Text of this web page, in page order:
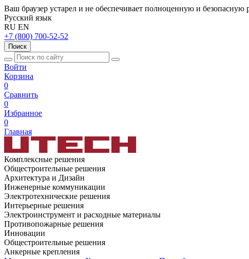
Ваш браузер устарел и не обеспечивает полноценную и безопасную
Русский язык
RU EN
+7 (800) 700-52-52
Поиск
Войти
Корзина
0
Сравнить
0
Избранное
0
Главная
Комплексные решения
Общестроительные решения
Архитектура и Дизайн
Инженерные коммуникации
Электротехнические решения
Интерьерные решения
Электроинструмент и расходные материалы
Противопожарные решения
Инновации
Общестроительные решения
Анкерные крепления